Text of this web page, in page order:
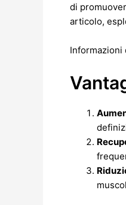
di
articolo,
Informazioni